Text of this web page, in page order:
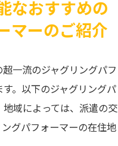
なおすすめの
マーのご紹介
一流のジャグリングパフ
。以下のジャグリングパ
域によっては、派遣の交
グパフォーマーの在住地